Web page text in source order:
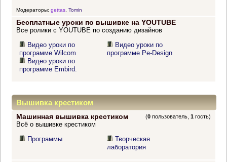
Модераторы: gettas, Tomin
Бесплатные уроки по вышивке на YOUTUBE
Все ролики с YOUTUBE по созданию дизайнов
Видео уроки по
программе Wilcom
Видео уроки по
программе Embird.
Видео уроки по
программе Pe-Design
Вышивка крестиком
Машинная вышивка крестиком (0 пользователь,1 гость)
Всё о вышивке крестиком
Программы
Творческая
лаборатория